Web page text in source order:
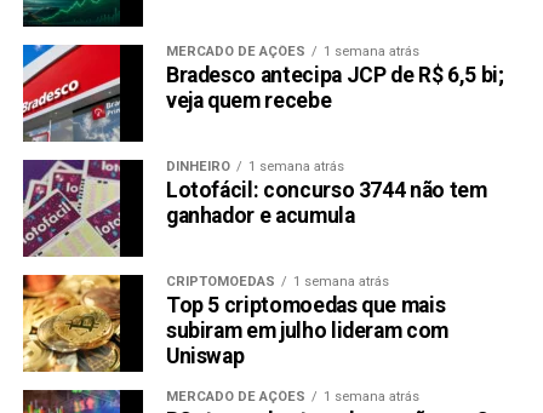
MERCADO DE AÇÕES 1 semana atrás
Bradesco antecipa JCP de R$ 6,5 bi;
veja quem recebe
DINHEIRO 1 semana atrás
Lotofácil: concurso 3744 não tem
ganhador e acumula
CRIPTOMOEDAS 1 semana atrás
Top 5 criptomoedas que mais
subiram em julho lideram com
Uniswap
MERCADO DE AÇÕES 1 semana atrás